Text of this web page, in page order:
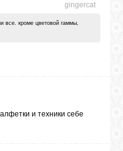
gingercat
все. кроме цветовой гаммы,
и техники себе